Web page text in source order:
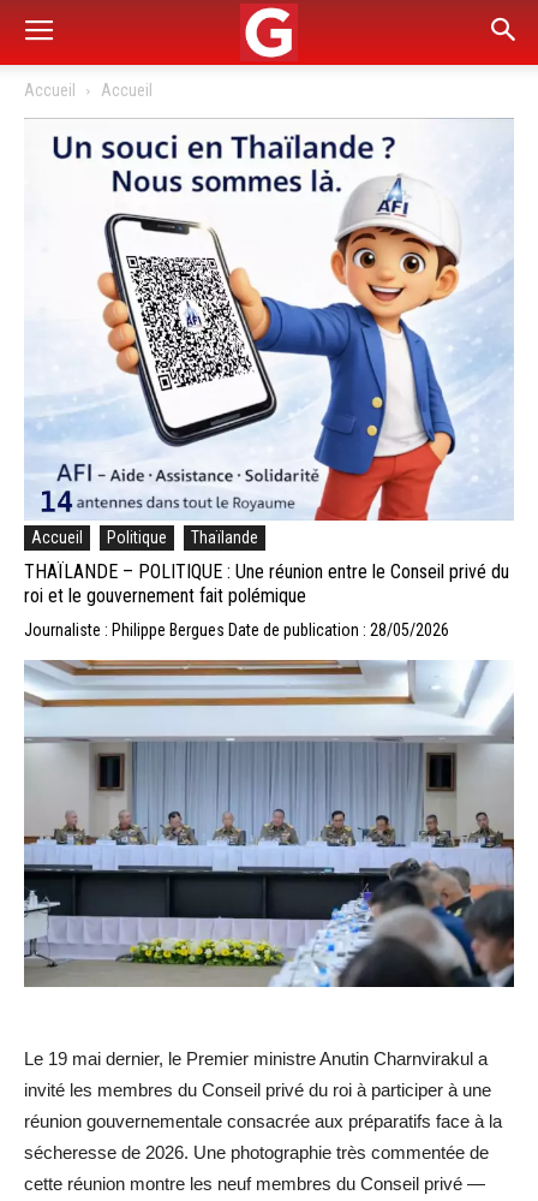
Accueil Accueil
Accueil Politique Thaïlande
THAÏLANDE – POLITIQUE : Une réunion entre le Conseil privé du
roi et le gouvernement fait polémique
Journaliste : Philippe Bergues Date de publication : 28/05/2026
Le 19 mai dernier, le Premier ministre Anutin Charnvirakul a
invité les membres du Conseil privé du roi à participer à une
réunion gouvernementale consacrée aux préparatifs face à la
sécheresse de 2026. Une photographie très commentée de
cette réunion montre les neuf membres du Conseil privé —